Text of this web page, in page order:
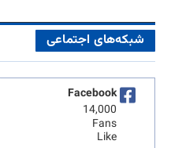
شبکه‌های اجتماعی
Facebook
14,000
Fans
Like